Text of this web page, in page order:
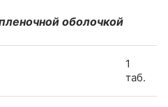
оболочкой
1
таб.